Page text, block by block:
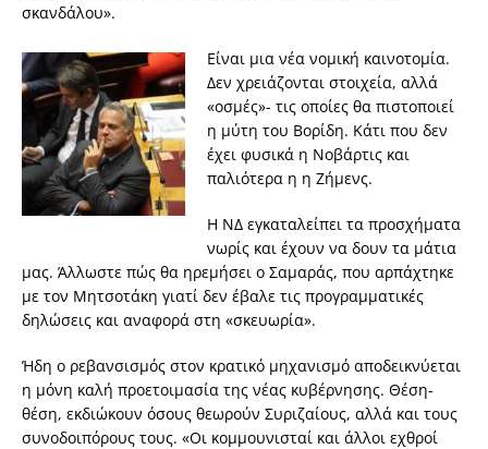
σκανδάλου».
Είναι μια νέα νομική καινοτομία.
Δεν χρειάζονται στοιχεία, αλλά
«οσμές»- τις οποίες θα πιστοποιεί
η μύτη του Βορίδη. Κάτι που δεν
έχει φυσικά η Νοβάρτις και
παλιότερα η η Ζήμενς.
Η ΝΔ εγκαταλείπει τα προσχήματα
νωρίς και έχουν να δουν τα μάτια
μας. Άλλωστε πώς θα ηρεμήσει ο Σαμαράς, που αρπάχτηκε
με τον Μητσοτάκη γιατί δεν έβαλε τις προγραμματικές
δηλώσεις και αναφορά στη «σκευωρία».
Ήδη ο ρεβανσισμός στον κρατικό μηχανισμό αποδεικνύεται
η μόνη καλή προετοιμασία της νέας κυβέρνησης. Θέση-
θέση, εκδιώκουν όσους θεωρούν Συριζαίους, αλλά και τους
συνοδοιπόρους τους. «Οι κομμουνισταί και άλλοι εχθροί